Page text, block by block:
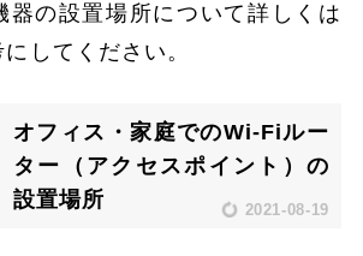
器の設置場所について詳しくは
してください。
オフィス・家庭でのWi-Fiルー
ター（アクセスポイント）の
設置場所
2021-08-19